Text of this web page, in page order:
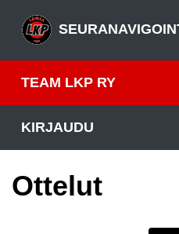
TEAM LKP RY
KIRJAUDU
Ottelut